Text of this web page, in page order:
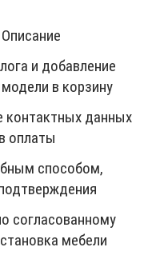
Описание
и добавление
в корзину
контактных данных
оплаты
способом,
согласованному
мебели